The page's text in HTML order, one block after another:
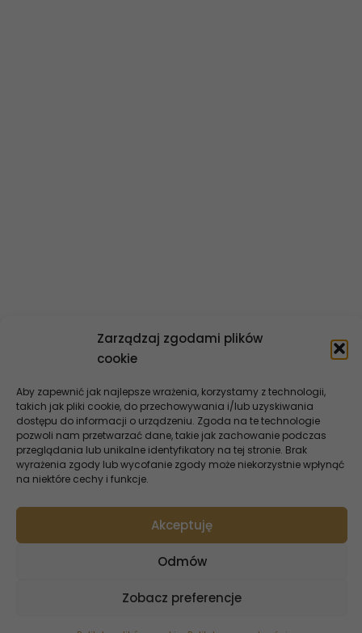
Zarządzaj zgodami plików
cookie
Aby zapewnić jak najlepsze wrażenia, korzystamy z technologii,
takich jak pliki cookie, do przechowywania i/lub uzyskiwania
dostępu do informacji o urządzeniu. Zgoda na te technologie
pozwoli nam przetwarzać dane, takie jak zachowanie podczas
przeglądania lub unikalne identyfikatory na tej stronie. Brak
wyrażenia zgody lub wycofanie zgody może niekorzystnie wpłynąć
na niektóre cechy i funkcje.
Akceptuję
Odmów
Zobacz preferencje
Oferta InoBanku